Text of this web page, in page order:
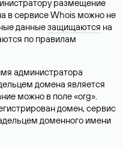
размещение
в сервисе Whois можно не
данныезащищаются на
по правилам
администратора
домена является
можно в поле «org».
домен, сервис
доменного имени